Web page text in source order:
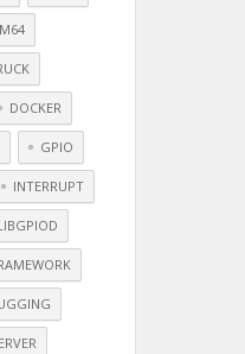
DOCKER
GPIO
INTERRUPT